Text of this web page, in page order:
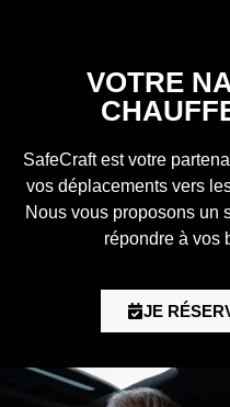
VOTRE
SafeCraft est votre
vos déplacements vers
Nous vous proposons un
répondre à vos
JE